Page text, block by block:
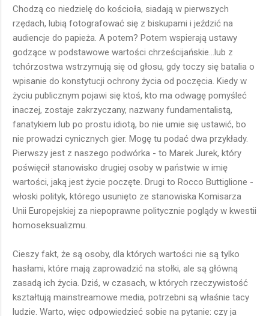
Chodzą co niedzielę do kościoła, siadają w pierwszych
rzędach, lubią fotografować się z biskupami i jeździć na
audiencje do papieża. A potem? Potem wspierają ustawy
godzące w podstawowe wartości chrześcijańskie...lub z
tchórzostwa wstrzymują się od głosu, gdy toczy się batalia o
wpisanie do konstytucji ochrony życia od poczęcia. Kiedy w
życiu publicznym pojawi się ktoś, kto ma odwagę pomyśleć
inaczej, zostaje zakrzyczany, nazwany fundamentalistą,
fanatykiem lub po prostu idiotą, bo nie umie się ustawić, bo
nie prowadzi cynicznych gier. Mogę tu podać dwa przykłady.
Pierwszy jest z naszego podwórka - to Marek Jurek, który
poświęcił stanowisko drugiej osoby w państwie w imię
wartości, jaką jest życie poczęte. Drugi to Rocco Buttiglione -
włoski polityk, którego usunięto ze stanowiska Komisarza
Unii Europejskiej za niepoprawne politycznie poglądy w kwestii
homoseksualizmu.
Cieszy fakt, że są osoby, dla których wartości nie są tylko
hasłami, które mają zaprowadzić na stołki, ale są główną
zasadą ich życia. Dziś, w czasach, w których rzeczywistość
kształtują mainstreamowe media, potrzebni są właśnie tacy
ludzie. Warto, więc odpowiedzieć sobie na pytanie: czy ja